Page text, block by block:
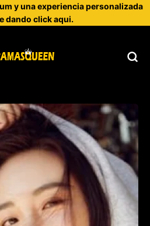
y una experiencia personalizada
dando click aqui.